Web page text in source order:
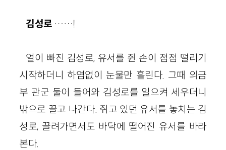
김성로 ……!
얼이 빠진 김성로, 유서를 쥔 손이 점점 떨리기
시작하더니 하염없이 눈물만 흘린다. 그때 의금
부 관군 둘이 들어와 김성로를 일으켜 세우더니
밖으로 끌고 나간다. 쥐고 있던 유서를 놓치는 김
성로, 끌려가면서도 바닥에 떨어진 유서를 바라
본다.